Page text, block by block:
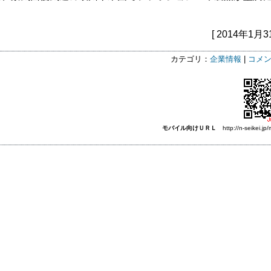
[ 2014年1月
カテゴリ： 企業情報 コメ
モバイル向けＵＲＬ http://n-seikei.jp/